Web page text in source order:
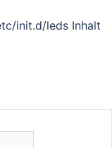
init.d/leds Inhalt